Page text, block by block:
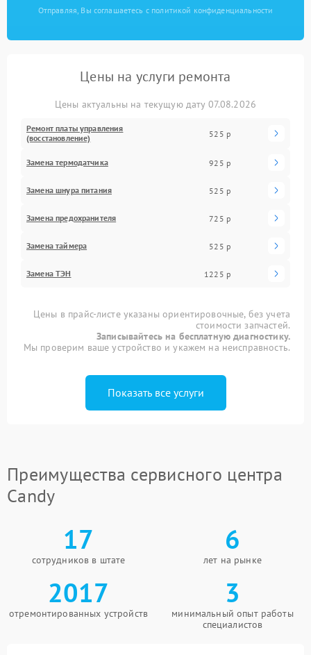
Отправляя, Вы соглашаетесь с политикой конфиденциальности
Цены на услуги ремонта
Цены актуальны на текущую дату 07.08.2026
Ремонт платы управления
(восстановление)
525 р
Замена термодатчика 925 р
Замена шнура питания 525 р
Замена предохранителя 725 р
Замена таймера 525 р
Замена ТЭН 1225 р
Цены в прайс-листе указаны ориентировочные, без учета
стоимости запчастей.
Записывайтесь на бесплатную диагностику.
Мы проверим ваше устройство и укажем на неисправность.
Показать все услуги
Преимущества сервисного центра
Candy
17
сотрудников в штате
6
лет на рынке
2017
отремонтированных устройств
3
минимальный опыт работы
специалистов